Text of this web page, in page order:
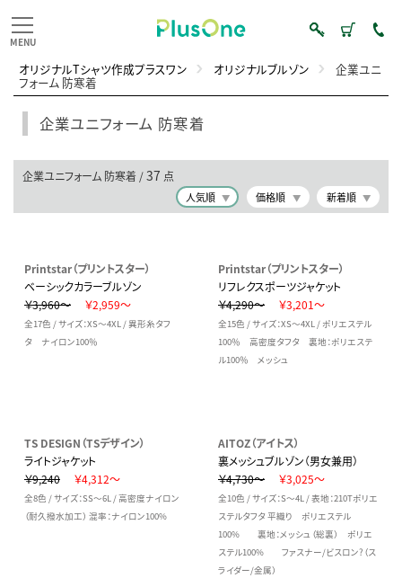
オリジナルTシャツ作成プラスワン オリジナルブルゾン 企業ユニ
フォーム 防寒着
企業ユニフォーム 防寒着
企業ユニフォーム 防寒着 /37 点
人気順 価格順 新着順
Printstar（プリントスター）
ベーシックカラーブルゾン
￥3,960～
￥2,959～
全17色 / サイズ：XS～4XL / 異形糸タフ
タ ナイロン100％
Printstar（プリントスター）
リフレクスポーツジャケット
￥4,290～
￥3,201～
全15色 / サイズ：XS～4XL / ポリエステル
100％ 高密度タフタ 裏地：ポリエステ
ル100％ メッシュ
TS DESIGN（TSデザイン）
ライトジャケット
￥9,240
￥4,312～
全8色 / サイズ：SS～6L / 高密度ナイロン
（耐久撥水加工） 混率：ナイロン100%
AITOZ（アイトス）
裏メッシュブルゾン（男女兼用）
￥4,730～
￥3,025～
全10色 / サイズ：S～4L / 表地：210Tポリエ
ステルタフタ 平織り ポリエステル
100% 裏地：メッシュ（総裏） ポリエ
ステル100% ファスナー/ビスロン?（ス
ライダー/金属）